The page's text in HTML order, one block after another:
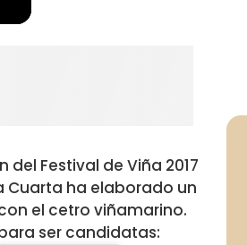
Festival de Viña 2017
Cuarta ha elaborado un
el cetro viñamarino.
ser candidatas: